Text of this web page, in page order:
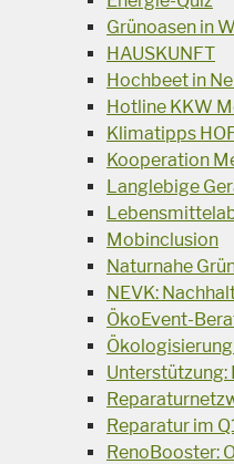
Grünoasen in
HAUSKUNFT
Hochbeet in
Hotline KKW
Klimatipps
Kooperation
Langlebige
Mobinclusion
Naturnahe
NEVK:
ÖkoEvent-
Unterstützung:
Reparatur im
RenoBooster: